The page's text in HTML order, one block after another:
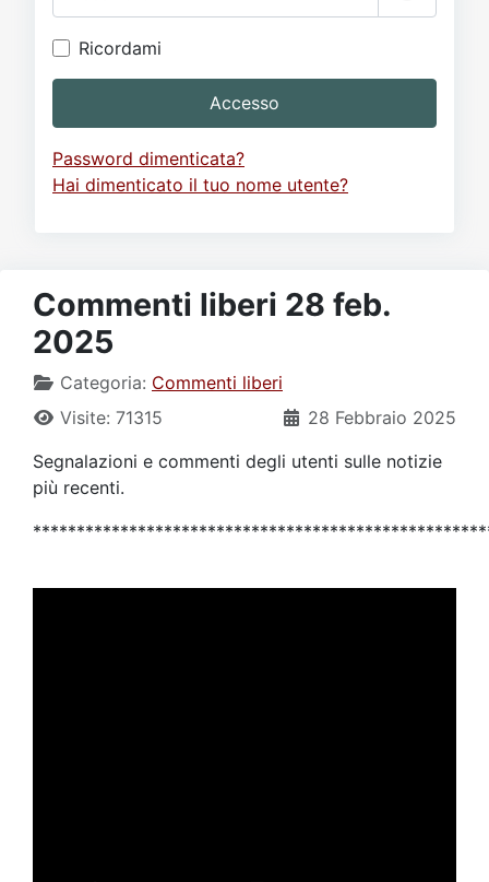
Mostra
Ricordami
Accesso
Password dimenticata?
Hai dimenticato il tuo nome utente?
Commenti liberi 28 feb.
2025
Categoria: Commenti liberi
28 Febbraio 2025
Visite: 71315
Segnalazioni e commenti degli utenti sulle notizie
più recenti.